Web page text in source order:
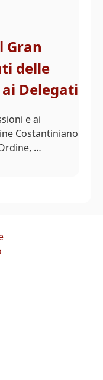
Gran
delle
Delegati
e ai
Costantiniano
…